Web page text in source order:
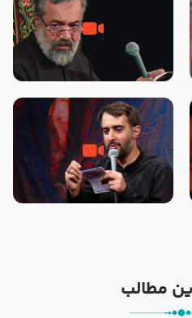
مادر منم مثل تو خمیدم – حاج
محمود کریمی – شهادت حضرت
هیئت رایة العباس علیه السلام
من غلام نوکراتم من عاشق کربلاتم
– شور زمینه – شب هفتم – محرم
مطالب